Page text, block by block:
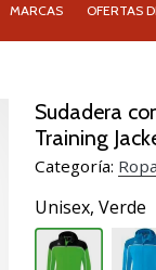
MARCAS OFERTAS
Sudadera
Training
Categoría:
Unisex, Verde